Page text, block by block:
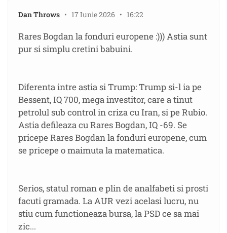
Dan Throws • 17 Iunie 2026 • 16:22
Rares Bogdan la fonduri europene :))) Astia sunt
pur si simplu cretini babuini.
Diferenta intre astia si Trump: Trump si-l ia pe
Bessent, IQ 700, mega investitor, care a tinut
petrolul sub control in criza cu Iran, si pe Rubio.
Astia defileaza cu Rares Bogdan, IQ -69. Se
pricepe Rares Bogdan la fonduri europene, cum
se pricepe o maimuta la matematica.
Serios, statul roman e plin de analfabeti si prosti
facuti gramada. La AUR vezi acelasi lucru, nu
stiu cum functioneaza bursa, la PSD ce sa mai
zic...